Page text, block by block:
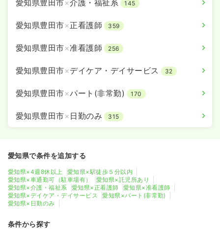
愛知県豊田市×介護・福祉系 145
愛知県豊田市×正看護師 359
愛知県豊田市×准看護師 256
愛知県豊田市×デイケア・デイサービス 32
愛知県豊田市×パート(非常勤) 170
愛知県豊田市× 日勤のみ 315
愛知県で条件を追加する
愛知県×4週8休以上
愛知県×駅徒歩５分以内
愛知県×車通勤可（駐車場有）
愛知県×託児所あり
愛知県×介護・福祉系
愛知県×正看護師
愛知県×准看護師
愛知県×デイケア・デイサービス
愛知県×パート(非常勤)
愛知県×日勤のみ
条件から探す